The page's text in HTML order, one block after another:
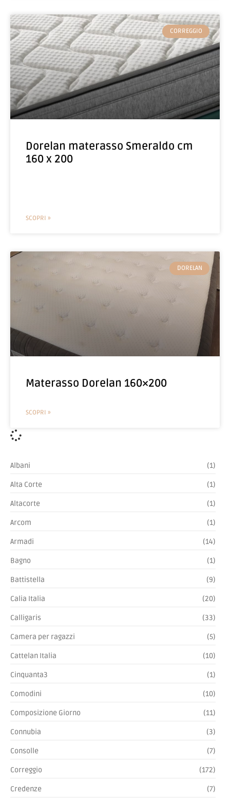
Albani (1)
Alta Corte (1)
Altacorte (1)
Arcom (1)
Armadi (14)
Bagno (1)
Battistella (9)
Calia Italia (20)
Calligaris (33)
Camera per ragazzi (5)
Cattelan Italia (10)
Cinquanta3 (1)
Comodini (10)
Composizione Giorno (11)
Connubia (3)
Consolle (7)
Correggio (172)
Credenze (7)
CORREGGIO
Dorelan materasso Smeraldo cm
160 x 200
SCOPRI »
DORELAN
Materasso Dorelan 160×200
SCOPRI »